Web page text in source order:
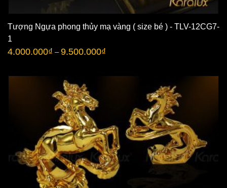
Tượng Ngựa phong thủy mạ vàng ( size bé ) - TLV-12CG7-
1
4.000.000₫ –9.500.000₫